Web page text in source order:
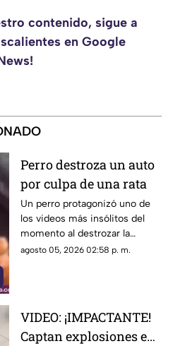
contenido, sigue a
en Google
Perro destroza un auto
por culpa de una rata
Un perro protagonizó uno de
los videos más insólitos del
momento al destrozar la
defensa de un automóvil con
agosto 05, 2026 02:58 p. m.
VIDEO: ¡IMPACTANTE!
Captan explosiones en